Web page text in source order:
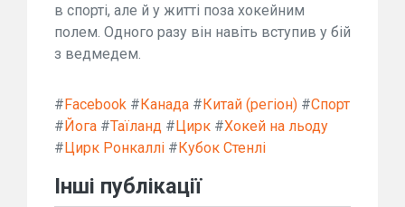
в спорті, але й у житті поза хокейним
полем. Одного разу він навіть вступив у бій
з ведмедем.
#Facebook #Канада #Китай (регіон) #Спорт
#Йога #Таїланд #Цирк #Хокей на льоду
#Цирк Ронкаллі #Кубок Стенлі
Інші публікації